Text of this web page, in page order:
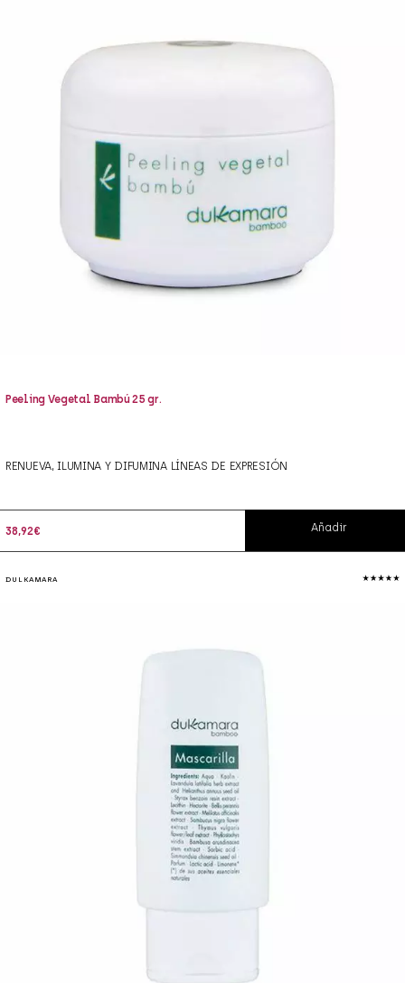
Peeling Vegetal Bambú 25 gr.
RENUEVA, ILUMINA Y DIFUMINA LÍNEAS DE EXPRESIÓN
38,92€ Añadir
DULKAMARA